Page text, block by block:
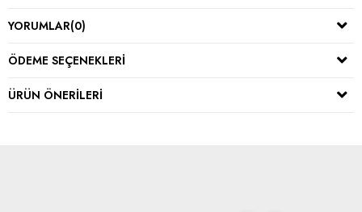
YORUMLAR(0)
ÖDEME SEÇENEKLERI
ÜRÜN ÖNERILERI